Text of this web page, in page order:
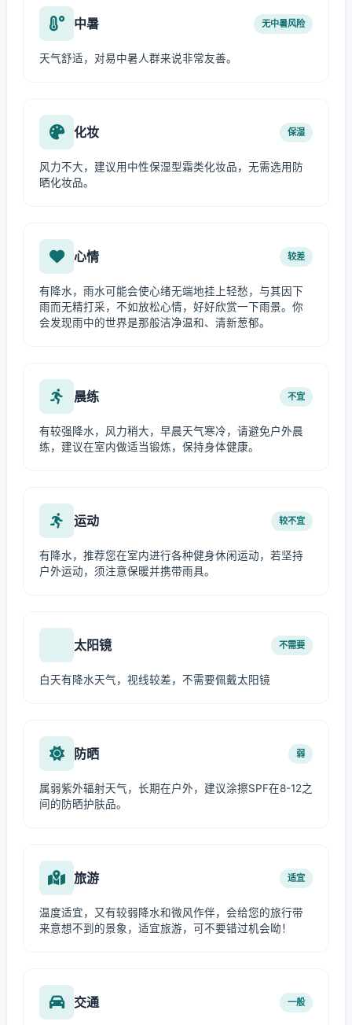
中暑 无中暑风险
天气舒适，对易中暑人群来说非常友善。
化妆 保湿
风力不大，建议用中性保湿型霜类化妆品，无需选用防
晒化妆品。
心情 较差
有降水，雨水可能会使心绪无端地挂上轻愁，与其因下
雨而无精打采，不如放松心情，好好欣赏一下雨景。你
会发现雨中的世界是那般洁净温和、清新葱郁。
晨练 不宜
有较强降水，风力稍大，早晨天气寒冷，请避免户外晨
练，建议在室内做适当锻炼，保持身体健康。
运动 较不宜
有降水，推荐您在室内进行各种健身休闲运动，若坚持
户外运动，须注意保暖并携带雨具。
太阳镜 不需要
白天有降水天气，视线较差，不需要佩戴太阳镜
防晒 弱
属弱紫外辐射天气，长期在户外，建议涂擦SPF在8-12之
间的防晒护肤品。
旅游 适宜
温度适宜，又有较弱降水和微风作伴，会给您的旅行带
来意想不到的景象，适宜旅游，可不要错过机会呦！
交通 一般